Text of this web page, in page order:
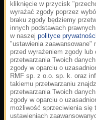
kliknięcie w przycisk
wyrażać zgody poprzez
braku zgody będziemy
innych podstawach
w naszej polityce prywatności
"ustawienia zaawansowane"
przed wyrażeniem zgody lub
przetwarzania Twoich
zgody w oparciu o
RMF sp. z o.o. sp. k. oraz
takiemu przetwarzaniu
przetwarzania Twoich
zgody w oparciu o
możliwość sprzeciwienia się
ustawieniach